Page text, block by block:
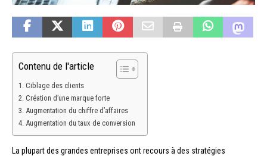
Contenu de l'article
Ciblage des clients
Création d’une marque forte
Augmentation du chiffre d’affaires
Augmentation du taux de conversion
La plupart des grandes entreprises ont recours à des stratégies